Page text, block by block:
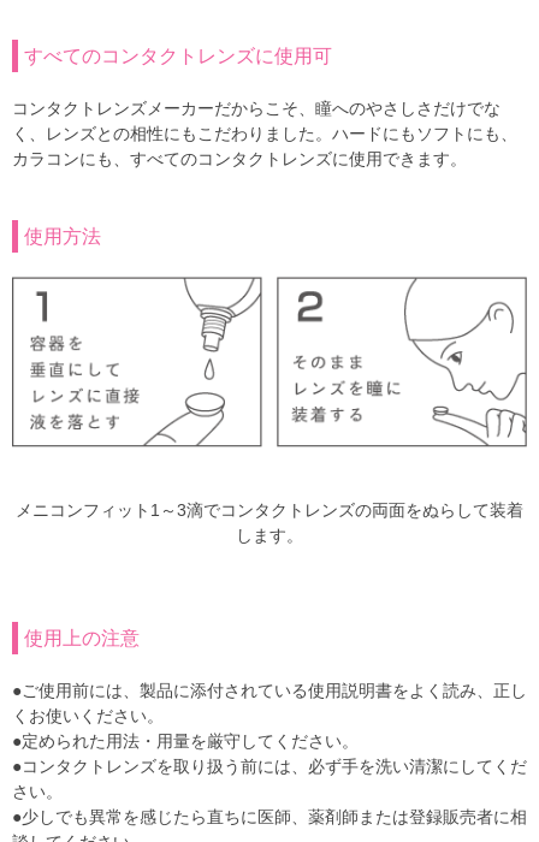
すべてのコンタクトレンズに使用可
コンタクトレンズメーカーだからこそ、瞳へのやさしさだけでな
く、レンズとの相性にもこだわりました。ハードにもソフトにも、
カラコンにも、すべてのコンタクトレンズに使用できます。
使用方法
メニコンフィット1～3滴でコンタクトレンズの両面をぬらして装着
します。
使用上の注意
●ご使用前には、製品に添付されている使用説明書をよく読み、正し
くお使いください。
●定められた用法・用量を厳守してください。
●コンタクトレンズを取り扱う前には、必ず手を洗い清潔にしてくだ
さい。
●少しでも異常を感じたら直ちに医師、薬剤師または登録販売者に相